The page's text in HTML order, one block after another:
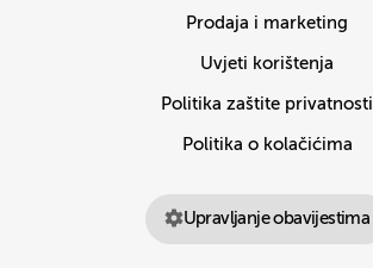
Prodaja i marketing
Uvjeti korištenja
Politika zaštite privatnosti
Politika o kolačićima
Upravljanje obavijestima